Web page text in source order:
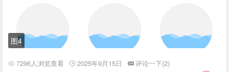
图4
7296人浏览查看 2025年9月15日
评论一下(2)